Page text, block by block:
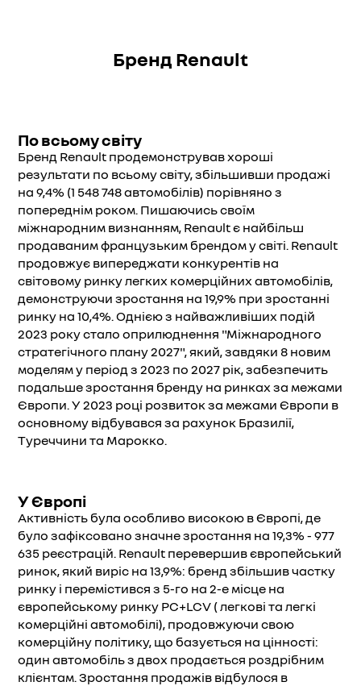
Бренд Renault
По всьому світу
Бренд Renault продемонстрував хороші
результати по всьому світу, збільшивши продажі
на 9,4% (1 548 748 автомобілів) порівняно з
попереднім роком. Пишаючись своїм
міжнародним визнанням, Renault є найбільш
продаваним французьким брендом у світі. Renault
продовжує випереджати конкурентів на
світовому ринку легких комерційних автомобілів,
демонструючи зростання на 19,9% при зростанні
ринку на 10,4%. Однією з найважливіших подій
2023 року стало оприлюднення "Міжнародного
стратегічного плану 2027", який, завдяки 8 новим
моделям у період з 2023 по 2027 рік, забезпечить
подальше зростання бренду на ринках за межами
Європи. У 2023 році розвиток за межами Європи в
основному відбувався за рахунок Бразилії,
Туреччини та Марокко.
У Європі
Активність була особливо високою в Європі, де
було зафіксовано значне зростання на 19,3% - 977
635 реєстрацій. Renault перевершив європейський
ринок, який виріс на 13,9%: бренд збільшив частку
ринку і перемістився з 5-го на 2-е місце на
європейському ринку PC+LCV ( легкові та легкі
комерційні автомобілі), продовжуючи свою
комерційну політику, що базується на цінності:
один автомобіль з двох продається роздрібним
клієнтам. Зростання продажів відбулося в